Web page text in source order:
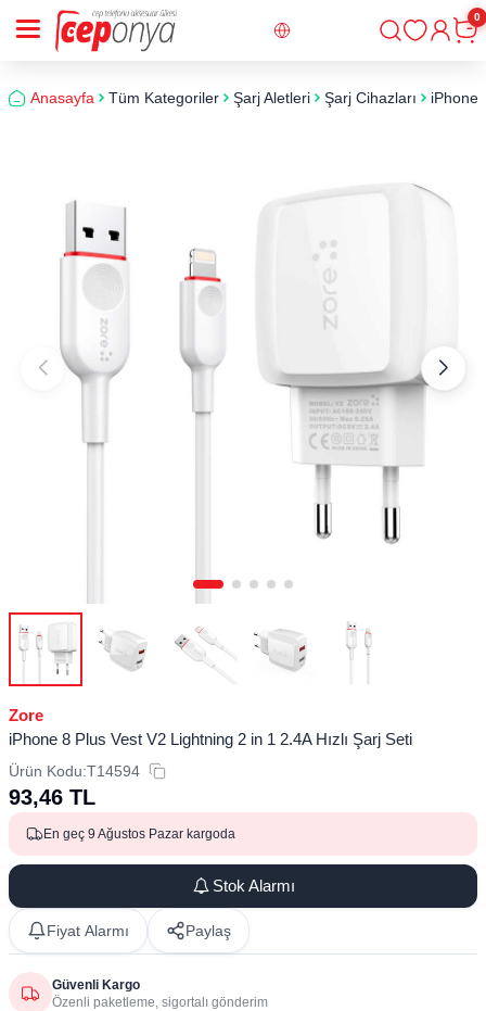
Giriş
0
Anasayfa Tüm Kategoriler Şarj Aletleri Şarj Cihazları iPhone
Zore
iPhone 8 Plus Vest V2 Lightning 2 in 1 2.4A Hızlı Şarj Seti
Ürün Kodu:T14594
93,46 TL
En geç 9 Ağustos Pazar kargoda
Stok Alarmı
Fiyat Alarmı Paylaş
Güvenli Kargo
Özenli paketleme, sigortalı gönderim